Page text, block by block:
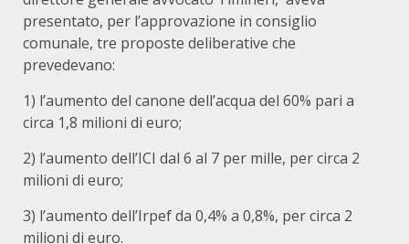
presentato, per l’approvazione in consiglio
comunale, tre proposte deliberative che
prevedevano:
1) l’aumento del canone dell’acqua del 60% pari a
circa 1,8 milioni di euro;
2) l’aumento dell’ICI dal 6 al 7 per mille, per circa 2
milioni di euro;
3) l’aumento dell’Irpef da 0,4% a 0,8%, per circa 2
milioni di euro.